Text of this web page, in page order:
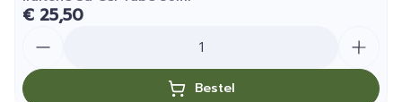
€ 25,50
Bestel